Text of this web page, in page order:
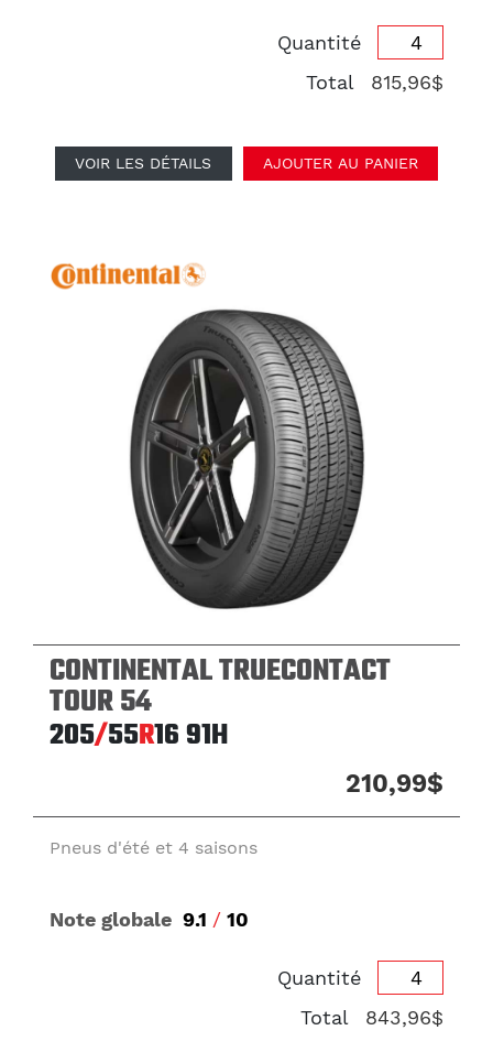
Quantité
Total
815,96$
VOIR LES DÉTAILS AJOUTER AU PANIER
CONTINENTAL TRUECONTACT
TOUR 54
205/55R1691H
210,99$
Pneus d'été et 4 saisons
Note globale 9.1 / 10
Quantité
Total
843,96$